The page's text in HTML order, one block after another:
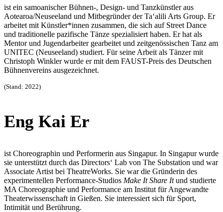
ist ein samoanischer Bühnen-, Design- und Tanzkünstler aus
Aotearoa/Neuseeland und Mitbegründerder Ta‘alili Arts Group. Er
arbeitet mit Künstler*innen zusammen, die sich auf Street Dance
und traditionelle pazifische Tänze spezialisiert haben. Er hat als
Mentorund Jugendarbeiter gearbeitet und zeitgenössischen Tanz am
UNITEC (Neuseeland) studiert. Für seine Arbeitals Tänzer mit
Christoph Winkler wurde er mit dem FAUST-Preis des Deutschen
Bühnenvereins ausgezeichnet.
(Stand: 2022)
Eng Kai Er
ist Choreographin und Performerin aus Singapur. In Singapurwurde
sie unterstützt durch das Directors‘ Lab von The Substation und war
Associate Artist bei TheatreWorks. Sie war die Gründerin des
experimentellen Performance-Studios Make It Share It und studierte
MA Choreographie und Performance am Institut für Angewandte
Theaterwissenschaft in Gießen. Sie interessiert sich für Sport,
Intimität und Berührung.